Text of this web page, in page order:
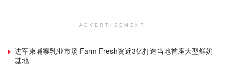
ADVERTISEMENT
进军柬埔寨乳业市场 Farm Fresh资近3亿打造当地首座大型鲜奶
基地